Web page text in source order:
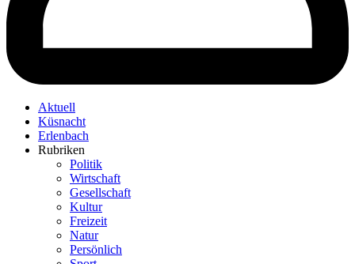
Aktuell
Küsnacht
Erlenbach
Rubriken
Politik
Wirtschaft
Gesellschaft
Kultur
Freizeit
Natur
Persönlich